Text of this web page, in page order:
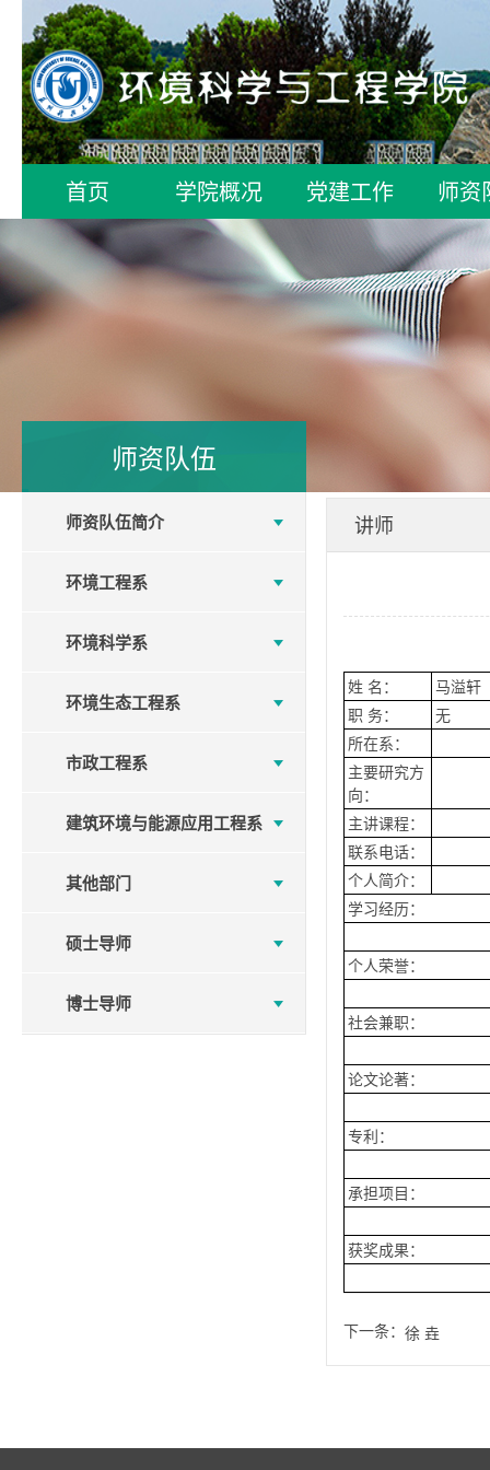
首页 学院概况 党建工作 师资
师资队伍
师资队伍简介
环境工程系
环境科学系
环境生态工程系
市政工程系
建筑环境与能源应用工程系
其他部门
硕士导师
博士导师
讲师
姓 名：
马溢轩
职 务：
无
所在系：
主要研究方
向：
主讲课程：
联系电话：
个人简介：
学习经历：
个人荣誉：
社会兼职：
论文论著：
专利：
承担项目：
获奖成果：
下一条： 徐 垚